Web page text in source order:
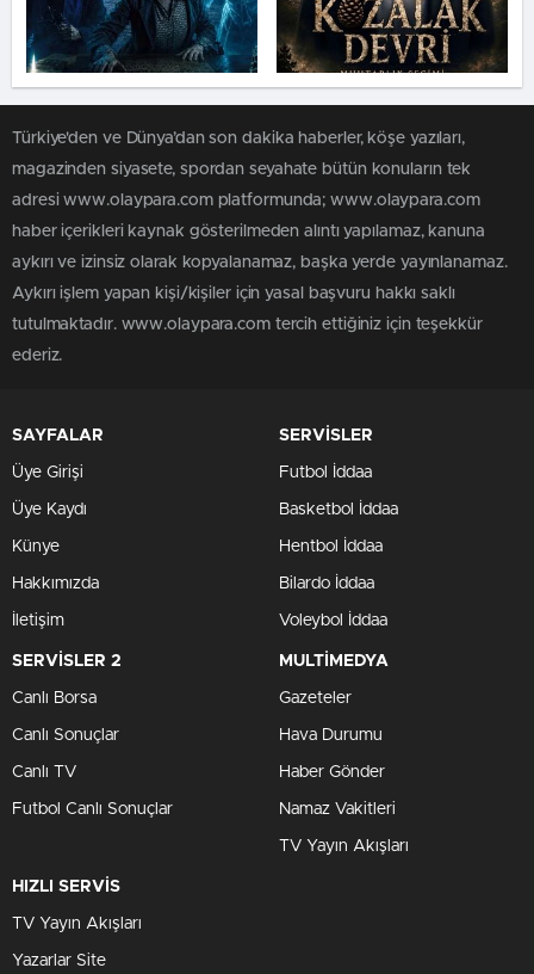
Türkiye'den ve Dünya’dan son dakika haberler, köşe yazıları,
magazinden siyasete, spordan seyahate bütün konuların tek
adresi www.olaypara.com platformunda; www.olaypara.com
haber içerikleri kaynak gösterilmeden alıntı yapılamaz, kanuna
aykırı ve izinsiz olarak kopyalanamaz, başka yerde yayınlanamaz.
Aykırı işlem yapan kişi/kişiler için yasal başvuru hakkı saklı
tutulmaktadır. www.olaypara.com tercih ettiğiniz için teşekkür
ederiz.
SAYFALAR
Üye Girişi
Üye Kaydı
Künye
Hakkımızda
İletişim
SERVİSLER
Futbol İddaa
Basketbol İddaa
Hentbol İddaa
Bilardo İddaa
Voleybol İddaa
SERVİSLER 2
Canlı Borsa
Canlı Sonuçlar
Canlı TV
Futbol Canlı Sonuçlar
MULTİMEDYA
Gazeteler
Hava Durumu
Haber Gönder
Namaz Vakitleri
TV Yayın Akışları
HIZLI SERVİS
TV Yayın Akışları
Yazarlar Site